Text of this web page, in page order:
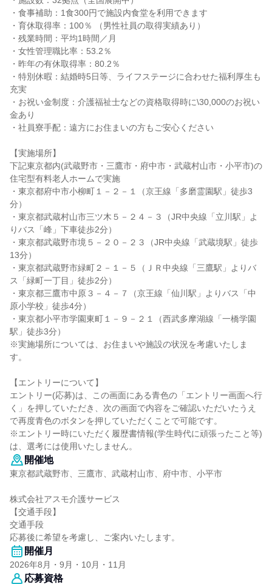
・食事補助：1食300円で施設内食堂を利用できます
・育休取得率：100％ （男性社員の取得実績あり）
・残業時間：平均1時間／月
・女性管理職比率：53.2％
・昨年の有休取得率：80.2％
・特別休暇：結婚時5日等、ライフステージに合わせた福利厚生も
充実
・お祝い金制度：介護福祉士などの資格取得時に\30,000のお祝い
金あり
・社員寮手配：遠方にお住まいの方もご安心ください
【実施場所】
下記東京都内(武蔵野市・三鷹市・府中市・武蔵村山市・小平市)の
住宅型有料老人ホームで実施
・東京都府中市小柳町１－２－１（京王線「多磨霊園駅」徒歩3
分）
・東京都武蔵村山市三ツ木５－２４－３（JR中央線「立川駅」よ
りバス「峰」下車徒歩2分）
・東京都武蔵野市境５－２０－２３（JR中央線「武蔵境駅」徒歩
13分）
・東京都武蔵野市緑町２－１－５（ＪＲ中央線「三鷹駅」よりバ
ス「緑町一丁目」徒歩2分）
・東京都三鷹市中原３－４－７（京王線「仙川駅」よりバス「中
原小学校」徒歩4分）
・東京都小平市学園東町１－９－２１（西武多摩湖線「一橋学園
駅」徒歩3分）
※実施場所については、お住まいや施設の状況を考慮いたしま
す。
【エントリーについて】
エントリー(応募)は、この画面にある青色の「エントリー画面へ行
く」を押していただき、次の画面で内容をご確認いただいたうえ
で再度青色のボタンを押していただくことで可能です。
※エントリー時にいただく履歴書情報(学生時代に頑張ったこと等)
は、選考には使用いたしません。
開催地
東京都武蔵野市、三鷹市、武蔵村山市、府中市、小平市
株式会社アスモ介護サービス
【交通手段】
交通手段
応募後に希望を考慮し、ご案内いたします。
開催月
2026年8月・9月・10月・11月
応募資格